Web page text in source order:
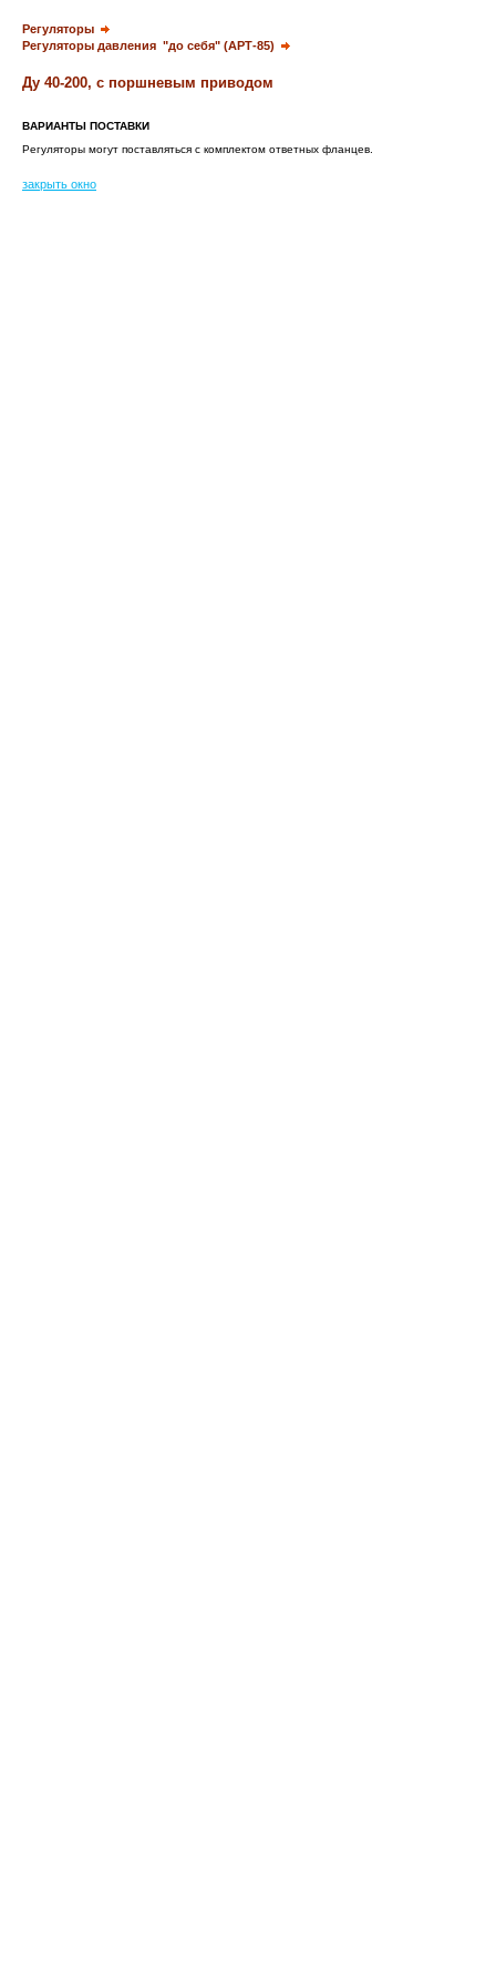
Регуляторы
Регуляторы давления "до себя" (АРТ-85)
Ду 40-200, с поршневым приводом
ВАРИАНТЫ ПОСТАВКИ
Регуляторы могут поставляться с комплектом ответных фланцев.
закрыть окно